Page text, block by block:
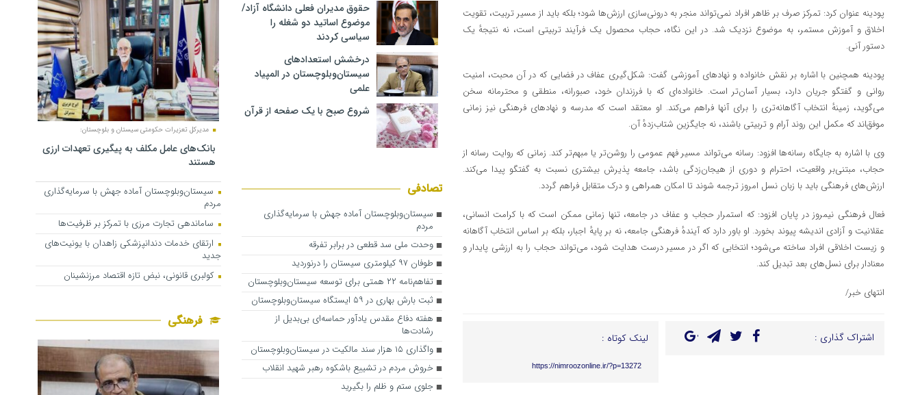
پودینه عنوان کرد: تمرکز صرف بر ظاهر افراد نمی‌تواند منجر به درونی‌سازی ارزش‌ها شود؛ بلکه باید از مسیر تربیت، تقویت
اخلاق و آموزش مستمر، به موضوع نزدیک شد. در این نگاه، حجاب محصول یک فرآیند تربیتی است، نه نتیجه‌ٔ یک
دستور آنی.
پودینه همچنین با اشاره بر نقش خانواده و نهادهای آموزشی گفت: شکل‌گیری عفاف در فضایی که در آن محبت، امنیت
روانی و گفتگو جریان دارد، بسیار آسان‌تر است. خانواده‌ای که با فرزندان خود، صبورانه، منطقی و محترمانه سخن
می‌گوید، زمینه‌ٔ انتخاب آگاهانه‌تری را برای آنها فراهم می‌کند. او معتقد است که مدرسه و نهادهای فرهنگی نیز زمانی
موفق‌اند که مکمل این روند آرام و تربیتی باشند، نه جایگزین شتاب‌زده‌ٔ آن.
وی با اشاره به جایگاه رسانه‌ها افزود: رسانه می‌تواند مسیر فهم عمومی را روشن‌تر یا مبهم‌تر کند. زمانی که روایت رسانه از
حجاب، مبتنی‌بر واقعیت، احترام و دوری از هیجان‌زدگی باشد، جامعه پذیرش بیشتری نسبت به گفتگو پیدا می‌کند.
ارزش‌های فرهنگی باید با زبان نسل امروز ترجمه شوند تا امکان همراهی و درک متقابل فراهم گردد.
فعال فرهنگی نیمروز در پایان افزود: که استمرار حجاب و عفاف در جامعه، تنها زمانی ممکن است که با کرامت انسانی،
عقلانیت و آزادی اندیشه پیوند بخورد. او باور دارد که آینده‌ٔ فرهنگی جامعه، نه بر پایه‌ٔ اجبار، بلکه بر اساس انتخاب آگاهانه
و زیست اخلاقی افراد ساخته می‌شود؛ انتخابی که اگر در مسیر درست هدایت شود، می‌تواند حجاب را به ارزشی پایدار و
معنادار برای نسل‌های بعد تبدیل کند.
انتهای خبر/
اشتراک گذاری : لینک کوتاه :
https://nimroozonline.ir/?p=13272
حقوق مدیران فعلی دانشگاه آزاد/
موضوع اساتید دو شغله را
سیاسی کردند
درخشش استعدادهای
سیستان‌وبلوچستان در المپیاد
علمی
شروع صبح با یک صفحه از قرآن
تصادفی
سیستان‌وبلوچستان آماده جهش با سرمایه‌گذاری
مردم
وحدت ملی سد قطعی در برابر تفرقه
طوفان ۹۷ کیلومتری سیستان را درنوردید
تفاهم‌نامه ۲۲ همتی برای توسعه سیستان‌وبلوچستان
ثبت بارش بهاری در ۵۹ ایستگاه سیستان‌وبلوچستان
هفته دفاع مقدس یادآور حماسه‌ای بی‌بدیل از
رشادت‌ها
واگذاری ۱۵ هزار سند مالکیت در سیستان‌وبلوچستان
خروش مردم در تشییع باشکوه رهبر شهید انقلاب
جلوی ستم و ظلم را بگیرید
مدیرکل تعزیرات حکومتی سیستان و بلوچستان:
بانک‌های عامل مکلف به پیگیری تعهدات ارزی
هستند
سیستان‌وبلوچستان آماده جهش با سرمایه‌گذاری
مردم
ساماندهی تجارت مرزی با تمرکز بر ظرفیت‌ها
ارتقای خدمات دندانپزشکی زاهدان با یونیت‌های
جدید
کولبری قانونی، نبض تازه اقتصاد مرزنشینان
فرهنگی